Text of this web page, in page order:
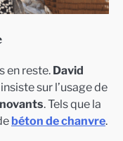
en reste. David
insiste sur l’usage de
. Tels que la
béton de chanvre.